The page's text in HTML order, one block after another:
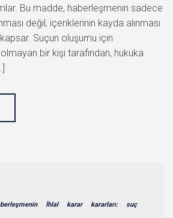
Bu madde, haberleşmenin sadece
değil, içeriklerinin kayda alınması
Suçun oluşumu için
bir kişi tarafından, hukuka
İhlal karar kararları: suç